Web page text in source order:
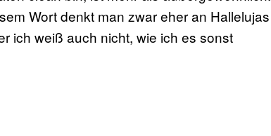
Wort denkt man zwar eher an Hallelujas
ich weiß auch nicht, wie ich es sonst